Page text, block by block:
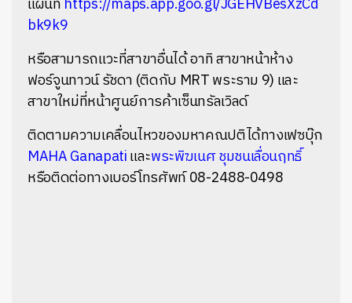
แผนที่ https://maps.app.goo.gl/JGEHVBesXzCd
bk9k9
หรือสามารถแวะที่สาขาอื่นได้ อาทิ สาขาหน้าห้าง
ฟอร์จูนทาวน์ รัชดา (ติดกับ MRT พระราม 9) และ
สาขาใหม่ที่หน้าศูนย์การค้าเซ็นทรัลเวิลด์
ติดตามความเคลื่อนไหวของมหาคณปติได้ทางเฟซบุ๊ก
MAHA Ganapatiและพระพิฆเนศ ชุมชนเลื่อนฤทธิ์
หรือติดต่อทางเบอร์โทรศัพท์ 08-2488-0498